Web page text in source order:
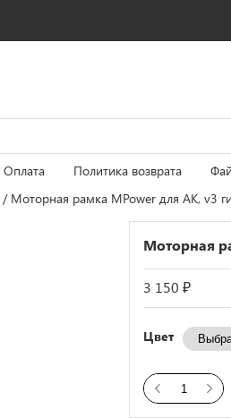
Оплата Политика возврата
/ Моторная рамка MPower для AK, v3
Моторная
3 150 ₽
Цвет